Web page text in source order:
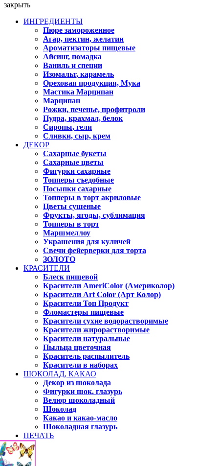
закрыть
ИНГРЕДИЕНТЫ
Пюре замороженное
Агар, пектин, желатин
Ароматизаторы пищевые
Айсинг, помадка
Ваниль и специи
Изомальт, карамель
Ореховая продукция, Мука
Мастика Марципан
Марципан
Рожки, печенье, профитроли
Пудра, крахмал, белок
Сиропы, гели
Сливки, сыр, крем
ДЕКОР
Сахарные букеты
Сахарные цветы
Фигурки сахарные
Топперы съедобные
Посыпки сахарные
Топперы в торт акриловые
Цветы сушеные
Фрукты, ягоды, сублимация
Топперы в торт
Маршмеллоу
Украшения для куличей
Свечи фейерверки для торта
ЗОЛОТО
КРАСИТЕЛИ
Блеск пищевой
Красители AmeriColor (Америколор)
Красители Art Color (Арт Колор)
Красители Топ Продукт
Фломастеры пищевые
Красители сухие водорастворимые
Красители жирорастворимые
Красители натуральные
Пыльца цветочная
Краситель распылитель
Красители в наборах
ШОКОЛАД, КАКАО
Декор из шоколада
Фигурки шок. глазурь
Велюр шоколадный
Шоколад
Какао и какао-масло
Шоколадная глазурь
ПЕЧАТЬ